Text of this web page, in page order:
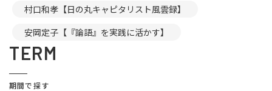
村口和孝【日の丸キャピタリスト風雲録】
安岡定子【『論語』を実践に活かす】
TERM
期間で探す